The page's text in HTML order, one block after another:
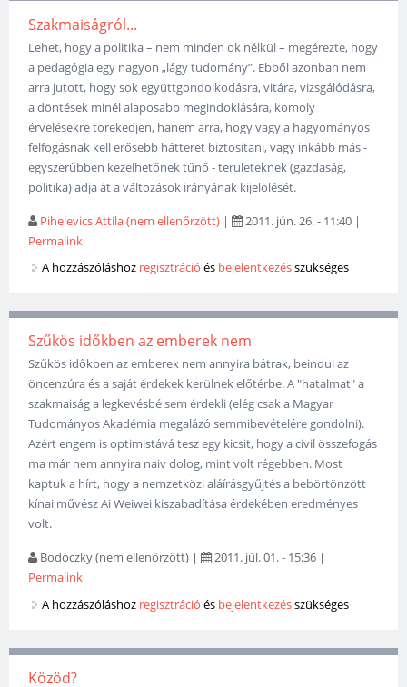
Szakmaiságról...
Lehet, hogy a politika – nem minden ok nélkül – megérezte, hogy
a pedagógia egy nagyon „lágy tudomány”. Ebből azonban nem
arra jutott, hogy sok együttgondolkodásra, vitára, vizsgálódásra,
a döntések minél alaposabb megindoklására, komoly
érvelésekre törekedjen, hanem arra, hogy vagy a hagyományos
felfogásnak kell erősebb hátteret biztosítani, vagy inkább más -
egyszerűbben kezelhetőnek tűnő - területeknek (gazdaság,
politika) adja át a változások irányának kijelölését.
Pihelevics Attila (nem ellenőrzött) | 2011. jún. 26. - 11:40 |
Permalink
A hozzászóláshoz regisztráció és bejelentkezésszükséges
Szűkös időkben az emberek nem
Szűkös időkben az emberek nem annyira bátrak, beindul az
öncenzúra és a saját érdekek kerülnek előtérbe. A "hatalmat" a
szakmaiság a legkevésbé sem érdekli (elég csak a Magyar
Tudományos Akadémia megalázó semmibevételére gondolni).
Azért engem is optimistává tesz egy kicsit, hogy a civil összefogás
ma már nem annyira naiv dolog, mint volt régebben. Most
kaptuk a hírt, hogy a nemzetközi aláírásgyűjtés a bebörtönzött
kínai művész Ai Weiwei kiszabadítása érdekében eredményes
volt.
Bodóczky (nem ellenőrzött) | 2011. júl. 01. - 15:36 |
Permalink
A hozzászóláshoz regisztráció és bejelentkezésszükséges
Közöd?